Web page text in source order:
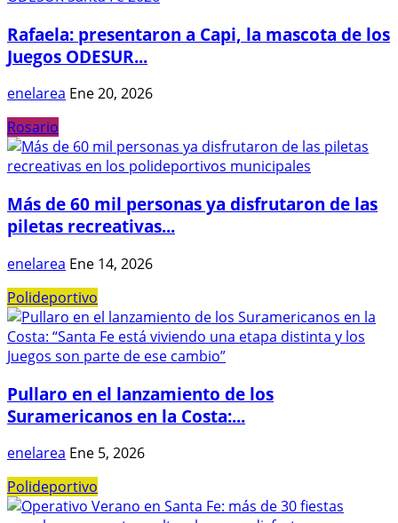
Rafaela: presentaron a Capi, la mascota de los
Juegos ODESUR...
enelarea Ene 20, 2026
Rosario
Más de 60 mil personas ya disfrutaron de las
piletas recreativas...
enelarea Ene 14, 2026
Polideportivo
Pullaro en el lanzamiento de los
Suramericanos en la Costa:...
enelarea Ene 5, 2026
Polideportivo